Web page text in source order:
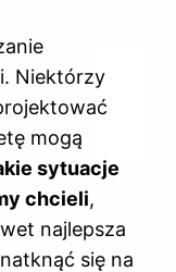
Niektórzy
mogą
sytuacje
chcieli,
najlepsza
się na